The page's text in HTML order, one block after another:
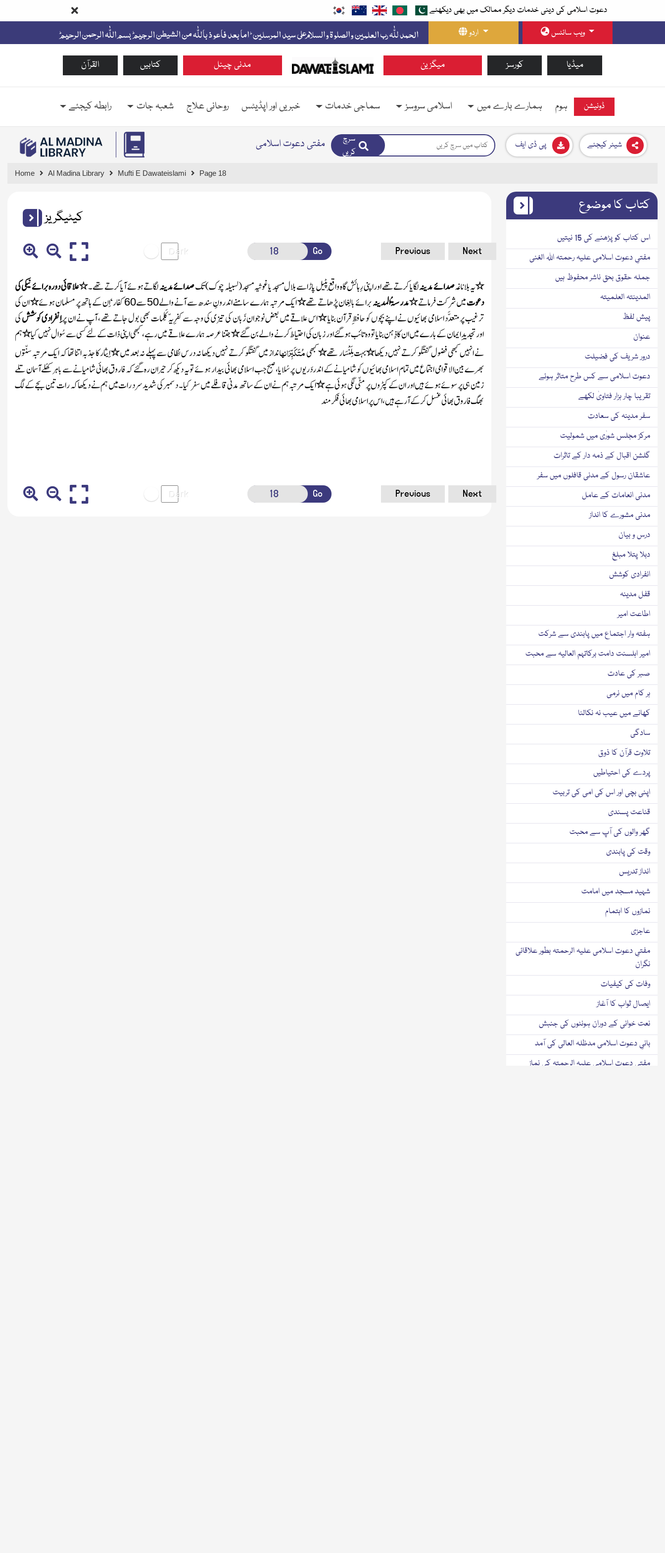
دعوت اسلامی کی دینی خدمات دیگر ممالک میں بھی دیکھئے
اردو
ویب سائٹس
القرآن کتابیں مدنی چینل میگزین کورسز میڈیا
ہوم ہمارے بارے میں اسلامی سروسز سماجی خدمات خبریں اور اپڈیٹس روحانی علاج شعبہ جات رابطہ کیجئے ڈونیشن
مفتی دعوت اسلامی
سرچ
کریں
پی ڈی ایف شیئر کیجئے
Home Al Madina Library Mufti E Dawateislami Page 18
کیٹیگریز
Go Previous Next
٭یہ بلاناغہصدائے مدینہلگایا کرتے تھے اور اپنی رِہائش گاہ واقِع پٹیل پاڑا سے بلال مسجد یا غوثیہ مسجد( لسبیلہ چوک)تکصدائے مدینہلگاتے ہوئے آیا کرتے تھے ۔٭علاقائی دورہ برائے نیکی کی
دعوتمیں شرکت فرماتے٭مدرسۃُ المدینہبرائے بالِغان پڑھاتے تھے٭ایک مرتبہ ہمارے سامنے اندرونِ سندھ سے آنے والے50سے60کفار‘اِن کے ہاتھ پر مسلمان ہوئے٭ان کی
ترغیب پر متعدَّد اسلامی بھائیوں نے اپنے بچوں کو حافظِ قرآن بنایا٭اس علاقے میں بعض نوجوان زَبان کی تیزی کی وجہ سے کفرِیہّ کَلِمات بھی بول جاتے تھے ، آپ نے ان پراِنفرادی کوششکی
اورتجدیدِ ایمان کے بارے میں ان کا ذِہن بنایا تو وہ تائب ہوگئے اور زبان کی احتیاط کرنے والے بن گئے٭جتنا عرصہ ہمارے علاقے میں رہے ، کبھی اپنی ذات کے لئے کسی سے سُوال نہیں کیا٭ہم
نے انہیں کبھی فضول گفتگو کرتے نہیں دیکھا٭بہت مِلَنْسَار تھے٭کبھیمُتَکَبِّرَانہانداز میں گفتگو کرتے نہیں دیکھا نہ درس نظامی سے پہلے نہ بعد میں٭اِیثار کا جذبہ اتنا تھا کہ ایک مرتبہ سنّتوں
بھرے بین الاقوامی اجتماع میں تمام اسلامی بھائیوں کو شامیانے کے اندردَریوں پرسُلایا ، صبح جب اسلامی بھائی بیدار ہوئے تو یہ دیکھ کر حیران رہ گئے کہ فاروق بھائی شامیانے سے باہر کھُلے آسمان تلے
زمین ہی پر سوئے ہوئے ہیں اور ان کے کپڑوں پر مٹّی لگی ہوئی ہے٭ایک مرتبہ ہم نے ان کے ساتھ مدنی قافلے میں سفر کیا ۔ دسمبر کی شدید سرد رات میں ہم نے دیکھا کہ رات تین بجے کے لگ
بھگ فاروق بھائی غسل کر کے آرہے ہیں ، اس پر اسلامی بھائی فکر مند
Go Previous Next
کتاب کا موضوع
اس کتاب کو پڑھنے کی 15 نیتیں
مفتیِ دعوت اسلامی علیہ رحمتہ اللہ الغنی
جملہ حقوق بحق ناشر محفوظ ہیں
المدینتہ العلمیتہ
پیش لفظ
عنوان
درور شریف کی فضیلت
دعوت اسلامی سے کس طرح متاثر ہوئے
تقریبا چار ہزار فتاویٰ لکھے
سفر مدینہ کی سعادت
مرکز مجلس شورٰی میں شمولیت
گلشن اقبال کے ذمہ دار کے تاثرات
عاشقان رسول کے مدنی قافلوں میں سفر
مدنی انعامات کے عامل
مدنی مشورے کا انداز
درس و بیان
دبلا پتلا مبلغ
انفرادی کوشش
قفل مدینہ
اطاعت امیر
ہفتہ وار اجتماع میں پابندی سے شرکت
امیر اہلسنت دامت برکاتہم العالیہ سے محبت
صبر کی عادت
ہر کام میں نرمی
کھانے میں عیب نہ نکالنا
سادگی
تلاوت قرآن کا ذوق
پردے کی احتیاطیں
اپنی بچی اور اس کی امی کی تربیت
قناعت پسندی
گھر والوں کی آپ سے محبت
وقت کی پابندی
انداز تدریس
شہید مسجد میں امامت
نمازوں کا اہتمام
عاجزی
مفتیِ دعوت اسلامی علیہ الرحمتہ بطور علاقائی
نگران
وفات کی کیفیات
ایصال ثواب کا آغاز
نعت خوانی کے دوران ہونٹوں کی جنبش
بانیِ دعوت اسلامی مدظلہ العالی کی آمد
مفتی دعوت اسلامی علیہ الرحمتہ کی نماز